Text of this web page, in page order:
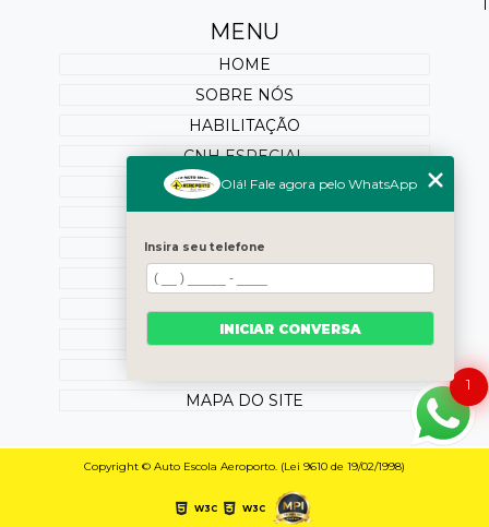
MENU
HOME
SOBRE NÓS
HABILITAÇÃO
CNH ESPECIAL
REABILITAÇÃO
PONTUAÇÃO
SERVIÇOS ONLINE
BLOG
OUTROS SERVIÇOS
CONTATO
MAPA DO SITE
Copyright © Auto Escola Aeroporto. (Lei 9610 de 19/02/1998)
W3C W3C
1
Olá! Fale agora pelo WhatsApp
Insira seu telefone
INICIAR CONVERSA